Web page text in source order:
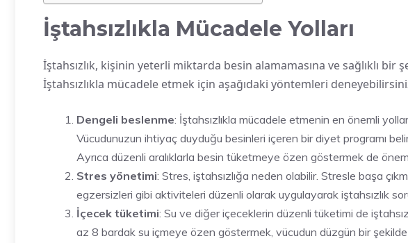
İştahsızlıkla Mücadele Yolları
İştahsızlık, kişinin yeterli miktarda besin alamamasına ve sağlıklı
İştahsızlıkla mücadele etmek için aşağıdaki yöntemleri
Dengeli beslenme: İştahsızlıkla mücadele etmenin en önemli
Vücudunuzun ihtiyaç duyduğu besinleri içeren bir diyet programı
Ayrıca düzenli aralıklarla besin tüketmeye özen göstermek de
Stres yönetimi: Stres, iştahsızlığa neden olabilir. Stresle başa
egzersizleri gibi aktiviteleri düzenli olarak uygulayarak iştahsızlık
İçecek tüketimi: Su ve diğer içeceklerin düzenli tüketimi de
az 8 bardak su içmeye özen göstermek, vücudun düzgün bir şekilde